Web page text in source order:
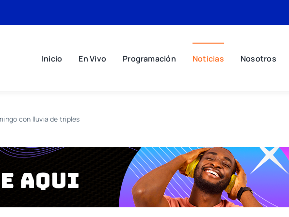
Inicio En Vivo Programación Noticias Nosotros
con lluvia de triples